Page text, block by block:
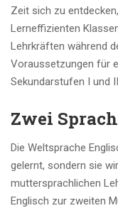
Zeit sich zu
Lerneffizienten
Lehrkräften während
Voraussetzungen für
Sekundarstufen I und
Zwei
Die Weltsprache
gelernt, sondern sie
muttersprachlichen
Englisch zur zweiten